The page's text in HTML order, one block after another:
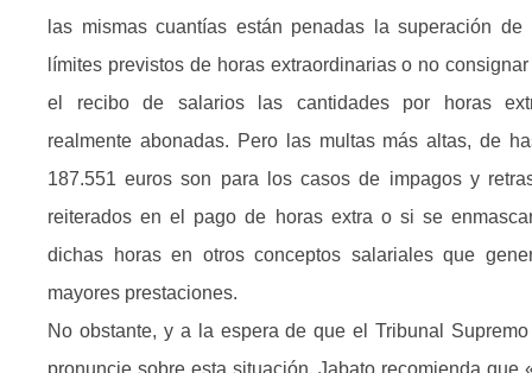
las mismas cuantías están penadas la superación de
límites previstos de horas extraordinarias o no
el recibo de salarios las cantidades por horas
realmente abonadas. Pero las multas más altas, de
187.551 euros son para los casos de impagos y
reiterados en el pago de horas extra o si se
dichas horas en otros conceptos salariales que
mayores prestaciones.
No obstante, y a la espera de que el Tribunal
pronuncie sobre esta situación, Jabato recomienda que